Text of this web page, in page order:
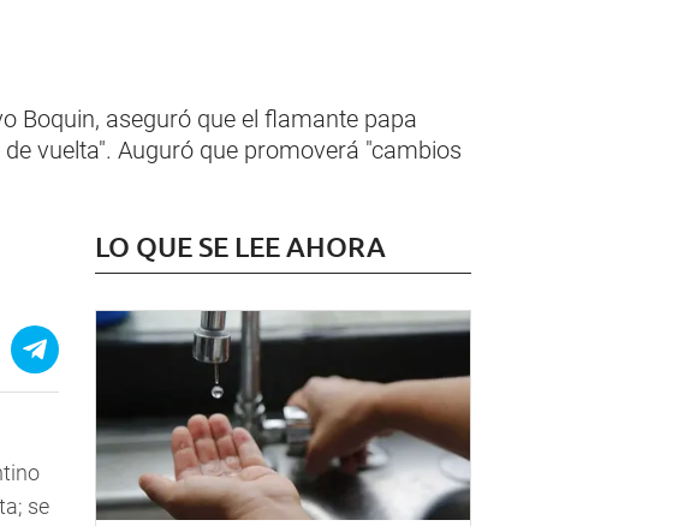
Boquin, aseguró que el flamante papa
vuelta". Auguró que promoverá "cambios
se
LO QUE SE LEE AHORA